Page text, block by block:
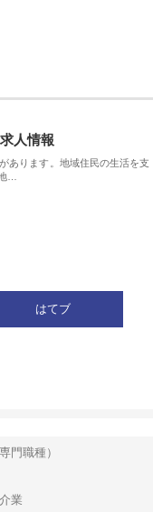
人情報
あります。地域住民の生活を支
…
はてブ
門職種）
業